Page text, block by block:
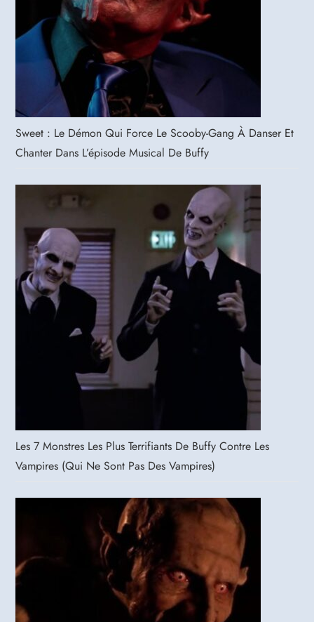
Sweet : Le Démon Qui Force Le Scooby-Gang À Danser Et
Chanter Dans L’épisode Musical De Buffy
Les 7 Monstres Les Plus Terrifiants De Buffy Contre Les
Vampires (qui Ne Sont Pas Des Vampires)